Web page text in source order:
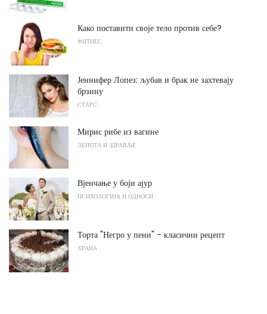
Како поставити своје тело против себе?
ФИТНЕС
Јеннифер Лопез: љубав и брак не захтевају
брзину
СТАРС
Мирис рибе из вагине
ЛЕПОТА И ЗДРАВЉЕ
Вјенчање у боји ајур
ПСИХОЛОГИЈА И ОДНОСИ
Торта "Негро у пени" - класични рецепт
ХРАНА